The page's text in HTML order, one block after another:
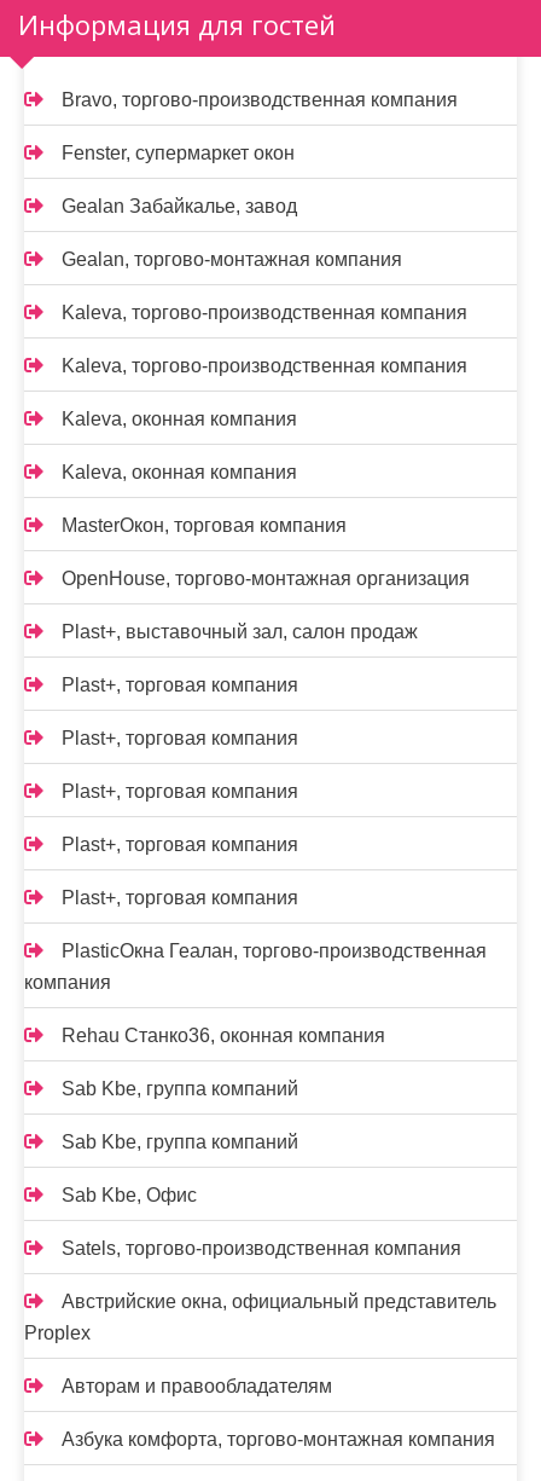
Информация для гостей
Bravo, торгово-производственная компания
Fenster, супермаркет окон
Gealan Забайкалье, завод
Gealan, торгово-монтажная компания
Kaleva, торгово-производственная компания
Kaleva, торгово-производственная компания
Kalevа, оконная компания
Kalevа, оконная компания
MasterОкон, торговая компания
OpenHouse, торгово-монтажная организация
Plast+, выставочный зал, салон продаж
Plast+, торговая компания
Plast+, торговая компания
Plast+, торговая компания
Plast+, торговая компания
Plast+, торговая компания
PlasticОкна Геалан, торгово-производственная
компания
Rehau Станко36, оконная компания
Sab Kbe, группа компаний
Sab Kbe, группа компаний
Sab Kbe, Офис
Satels, торгово-производственная компания
Австрийские окна, официальный представитель
Proplex
Авторам и правообладателям
Азбука комфорта, торгово-монтажная компания